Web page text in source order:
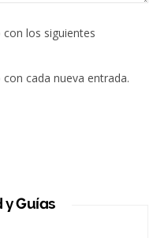
los siguientes
cada nueva entrada.
Guías